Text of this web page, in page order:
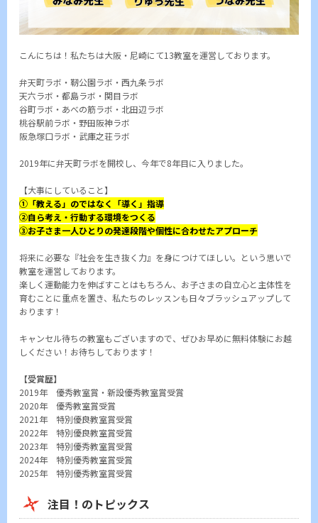
こんにちは！私たちは大阪・尼崎にて13教室を運営しております。
弁天町ラボ・靭公園ラボ・西九条ラボ
天六ラボ・都島ラボ・関目ラボ
谷町ラボ・あべの筋ラボ・北田辺ラボ
桃谷駅前ラボ・野田阪神ラボ
阪急塚口ラボ・武庫之荘ラボ
2019年に弁天町ラボを開校し、今年で8年目に入りました。
【大事にしていること】
①「教える」のではなく「導く」指導
②自ら考え・行動する環境をつくる
③お子さま一人ひとりの発達段階や個性に合わせたアプローチ
将来に必要な『社会を生き抜く力』を身につけてほしい。という思いで
教室を運営しております。
楽しく運動能力を伸ばすことはもちろん、お子さまの自立心と主体性を
育むことに重点を置き、私たちのレッスンも日々ブラッシュアップして
おります！
キャンセル待ちの教室もございますので、ぜひお早めに無料体験にお越
しください！お待ちしております！
【受賞歴】
2019年 優秀教室賞・新設優秀教室賞受賞
2020年 優秀教室賞受賞
2021年 特別優良教室賞受賞
2022年 特別優良教室賞受賞
2023年 特別優秀教室賞受賞
2024年 特別優秀教室賞受賞
2025年 特別優秀教室賞受賞
注目！のトピックス